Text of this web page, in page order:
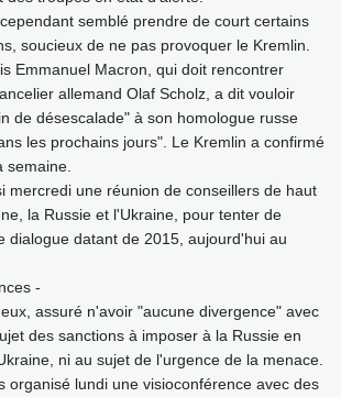
semblé prendre de court certains
soucieux de ne pas provoquer le Kremlin.
Emmanuel Macron, qui doit rencontrer
allemand Olaf Scholz, a dit vouloir
de désescalade" à son homologue russe
les prochains jours". Le Kremlin a confirmé
semaine.
mercredi une réunion de conseillers de haut
la Russie et l'Ukraine, pour tenter de
dialogue datant de 2015, aujourd'hui au
-
assuré n'avoir "aucune divergence" avec
des sanctions à imposer à la Russie en
ni au sujet de l'urgence de la menace.
organisé lundi une visioconférence avec des